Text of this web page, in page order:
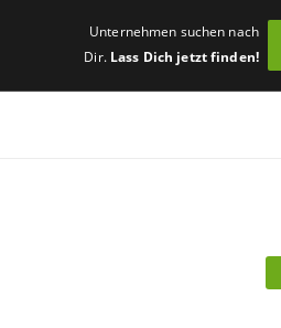
Unternehmen suchen nach
Dir. Lass Dich jetzt finden!